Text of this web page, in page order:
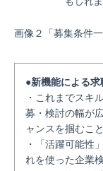
画像２「募集条件
●新機能による求
・これまでスキ
募・検討の幅が
ャンスを掴むこ
・「活躍可能性
れを使った企業